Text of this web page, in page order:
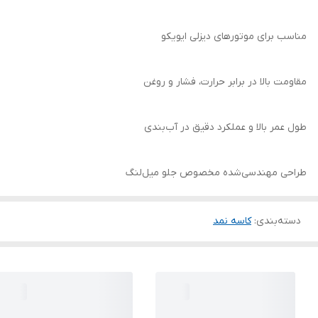
مناسب برای موتورهای دیزلی ایویکو
مقاومت بالا در برابر حرارت، فشار و روغن
طول عمر بالا و عملکرد دقیق در آب‌بندی
طراحی مهندسی‌شده مخصوص جلو میل‌لنگ
دسته‌بندی:کاسه نمد